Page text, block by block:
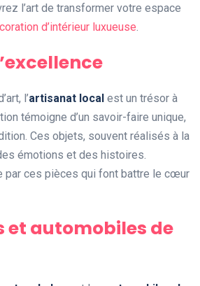
l’art de transformer votre espace
d’intérieur luxueuse
l’artisanat local est un trésor à
témoigne d’un savoir-faire unique,
Ces objets, souvent réalisés à la
émotions et des histoires.
par ces pièces qui font battre le cœur
et automobiles de